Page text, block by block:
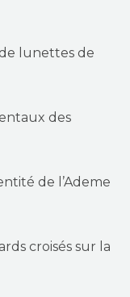
lunettes de
des
de l’Ademe
croisés sur la